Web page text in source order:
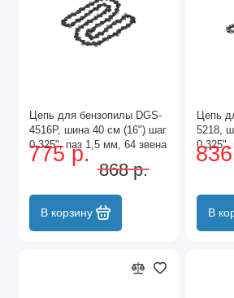
Цепь для бензопилы DGS-
4516P, шина 40 см (16") шаг
0,325", паз 1,5 мм, 64 звена
Denzel
775 р.
868 р.
В корзину
Цепь
5218,
0.325",
Denzel
В